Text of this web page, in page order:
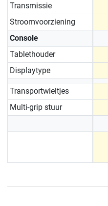
Transmissie
Stroomvoorziening
Console
Tablethouder
Displaytype
Transportwieltjes
Multi-grip stuur